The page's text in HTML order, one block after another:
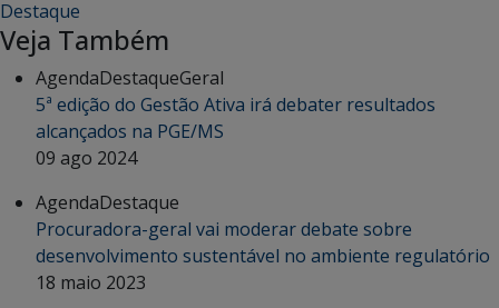
Destaque
Veja Também
AgendaDestaqueGeral
5ª edição do Gestão Ativa irá debater resultados
alcançados na PGE/MS
09 ago 2024
AgendaDestaque
Procuradora-geral vai moderar debate sobre
desenvolvimento sustentável no ambiente regulatório
18 maio 2023